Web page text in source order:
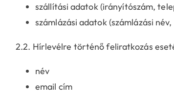
szállítási adatok (irányítószám,
számlázási adatok (számlázási
2.2. Hírlevélre történő feliratkozás
név
email cím